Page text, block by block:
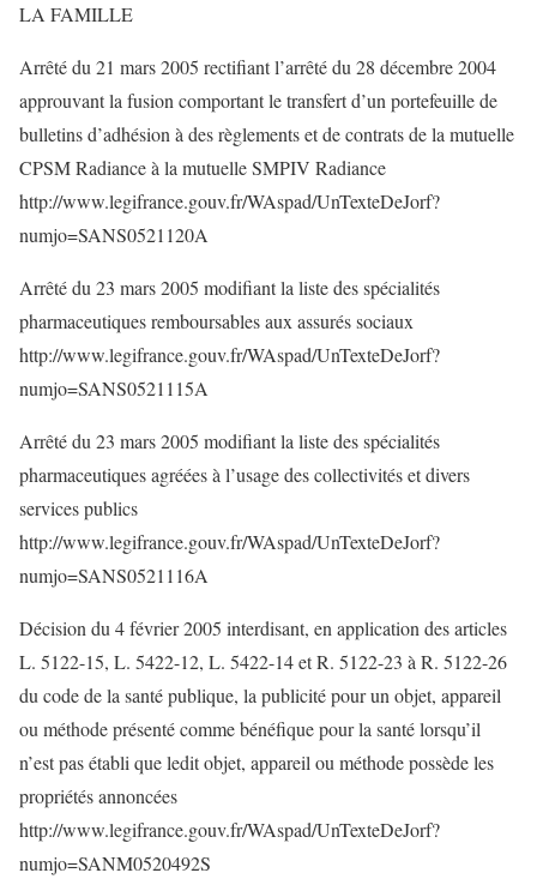
LA FAMILLE
Arrêté du 21 mars 2005 rectifiant l’arrêté du 28 décembre 2004
approuvant la fusion comportant le transfert d’un portefeuille de
bulletins d’adhésion à des règlements et de contrats de la mutuelle
CPSM Radiance à la mutuelle SMPIV Radiance
http://www.legifrance.gouv.fr/WAspad/UnTexteDeJorf?
numjo=SANS0521120A
Arrêté du 23 mars 2005 modifiant la liste des spécialités
pharmaceutiques remboursables aux assurés sociaux
http://www.legifrance.gouv.fr/WAspad/UnTexteDeJorf?
numjo=SANS0521115A
Arrêté du 23 mars 2005 modifiant la liste des spécialités
pharmaceutiques agréées à l’usage des collectivités et divers
services publics
http://www.legifrance.gouv.fr/WAspad/UnTexteDeJorf?
numjo=SANS0521116A
Décision du 4 février 2005 interdisant, en application des articles
L. 5122-15, L. 5422-12, L. 5422-14 et R. 5122-23 à R. 5122-26
du code de la santé publique, la publicité pour un objet, appareil
ou méthode présenté comme bénéfique pour la santé lorsqu’il
n’est pas établi que ledit objet, appareil ou méthode possède les
propriétés annoncées
http://www.legifrance.gouv.fr/WAspad/UnTexteDeJorf?
numjo=SANM0520492S